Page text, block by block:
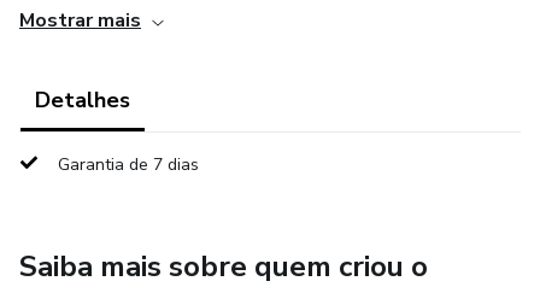
sofisticadas, o papel do perito grafotécnico assume
novas realidades tecnológicas.
Mostrar mais
Detalhes
Garantia de 7 dias
Saiba mais sobre quem criou o